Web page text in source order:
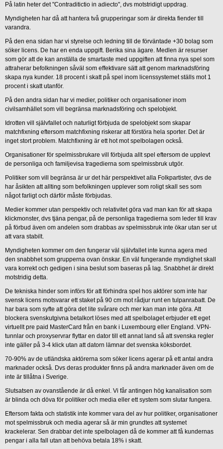
På latin heter det "Contraditictio in adiecto", dvs motstridigt uppdrag.
Myndigheten har då att hantera två grupperingar som är direkta fiender till
varandra.
På den ena sidan har vi styrelse och ledning till de förväntade +30 bolag som
söker licens. De har en enda uppgift. Berika sina ägare. Medlen är resurser
som gör att de kan anställa de smartaste med uppgiften att finna nya spel som
attraherar befolkningen såväl som effektivare sätt att genom marknadsföring
skapa nya kunder. 18 procent i skatt på spel inom licenssystemet ställs mot 1
procent i skatt utanför.
På den andra sidan har vi medier, politiker och organisationer inom
civilsamhället som vill begränsa marknadsföring och spelobjekt.
Idrotten vill självfallet och naturligt förbjuda de spelobjekt som skapar
matchfixning eftersom matchfixning riskerar att förstöra hela sporter. Det är
inget stort problem. Matchfixning är ett hot mot spelbolagen också.
Organisationer för spelmissbrukare vill förbjuda allt spel eftersom de upplevt
de personliga och familjevisa tragedierna som spelmissbruk utgör.
Politiker som vill begränsa är ur det här perspektivet alla Folkpartister, dvs de
har åsikten att allting som befolkningen upplever som roligt skall ses som
något farligt och därför måste förbjudas.
Medier kommer utan perspektiv och relativitet göra vad man kan för att skapa
klickmonster, dvs tjäna pengar, på de personliga tragedierna som leder till krav
på förbud även om andelen som drabbas av spelmissbruk inte ökar utan ser ut
att vara stabilt.
Myndigheten kommer om den fungerar väl självfallet inte kunna agera med
den snabbhet som grupperna ovan önskar. En väl fungerande myndighet skall
vara korrekt och gedigen i sina beslut som baseras på lag. Snabbhet är direkt
motstridig detta.
De tekniska hinder som införs för att förhindra spel hos aktörer som inte har
svensk licens motsvarar ett staket på 90 cm mot rådjur runt en tulpanrabatt. De
har bara som syfte att göra det lite svårare och mer kan man inte göra. Att
blockera svenskutgivna betalkort löses med att spelbolaget erbjuder ett eget
virtuellt pre paid MasterCard från en bank i Luxembourg eller England. VPN-
tunnlar och proxyservrar flyttar en dator till ett annat land så att svenska regler
inte gäller på 3-4 klick utan att datorn lämnar det svenska köksbordet.
70-90% av de utländska aktörerna som söker licens agerar på ett antal andra
marknader också. Dvs deras produkter finns på andra marknader även om de
inte är tillåtna i Sverige.
Slutsatsen av ovanstående är då enkel. Vi får antingen hög kanalisation som
är blinda och döva för politiker och media eller ett system som slutar fungera.
Eftersom fakta och statistik inte kommer vara del av hur politiker, organisationer
mot spelmissbruk och media agerar så är min grundtes att systemet
krackelerar. Sen drabbar det inte spelbolagen då de kommer att få kundernas
pengar i alla fall utan att behöva betala 18% i skatt.